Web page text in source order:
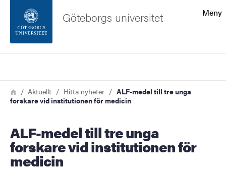
Sidfoten
Om webbplatsen
Meny
Göteborgs universitet
Länkstig
HemAktuellt Hitta nyheter
ALF-medel till tre unga
forskare vid institutionen för medicin
ALF-medel till tre unga
forskare vid institutionen för
medicin